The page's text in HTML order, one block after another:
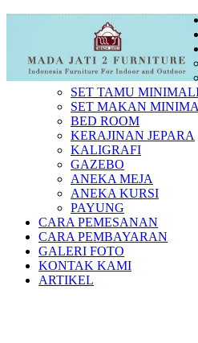
SET TAMU
SET MAKAN
BED ROOM
KERAJINAN JEPARA
KALIGRAFI
GAZEBO
ANEKA MEJA
ANEKA KURSI
PAYUNG
CARA PEMESANAN
CARA PEMBAYARAN
GALERI FOTO
KONTAK KAMI
ARTIKEL